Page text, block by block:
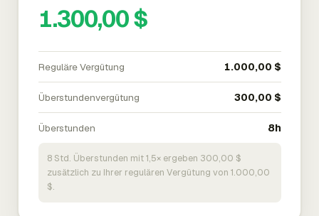
1.300,00 $
Reguläre Vergütung 1.000,00 $
Überstundenvergütung 300,00 $
Überstunden 8h
8 Std. Überstunden mit 1,5× ergeben 300,00 $
zusätzlich zu Ihrer regulären Vergütung von 1.000,00
$.